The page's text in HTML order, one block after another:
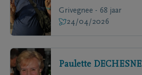
Grivegnee - 68 jaar
24/04/2026
Paulette DECHESNE